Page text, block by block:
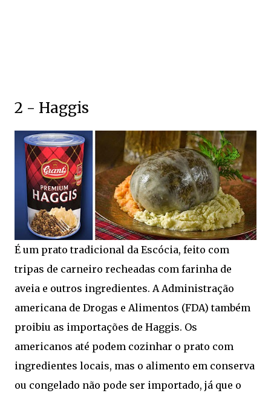
2 - Haggis
É um prato tradicional da Escócia, feito com
tripas de carneiro recheadas com farinha de
aveia e outros ingredientes. A Administração
americana de Drogas e Alimentos (FDA) também
proibiu as importações de Haggis. Os
americanos até podem cozinhar o prato com
ingredientes locais, mas o alimento em conserva
ou congelado não pode ser importado, já que o